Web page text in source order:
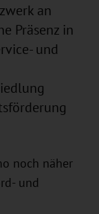
an
Präsenz in
und
noch näher
und